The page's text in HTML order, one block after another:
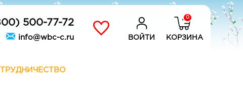
500-77-72
info@wbc-c.ru ВОЙТИ
0
КОРЗИНА